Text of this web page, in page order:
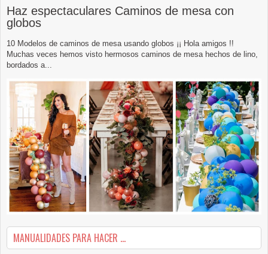
Haz espectaculares Caminos de mesa con
globos
10 Modelos de caminos de mesa usando globos ¡¡ Hola amigos !!
Muchas veces hemos visto hermosos caminos de mesa hechos de lino,
bordados a...
MANUALIDADES PARA HACER ...